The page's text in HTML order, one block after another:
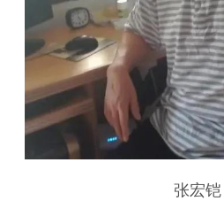
张宏铠